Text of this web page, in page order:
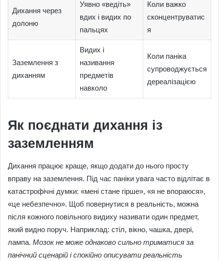
Дихання через
долоню
Уявно «ведіть»
вдих і видих по
пальцях
Коли важко
сконцентруватис
я
Заземлення з
диханням
Видих і
називання
предметів
навколо
Коли паніка
супроводжується
дереалізацією
Як поєднати дихання із
заземленням
Дихання працює краще, якщо додати до нього просту
вправу на заземлення. Під час паніки увага часто відлітає в
катастрофічні думки: «мені стане гірше», «я не впораюся»,
«це небезпечно». Щоб повернутися в реальність, можна
після кожного повільного видиху називати один предмет,
який видно поруч. Наприклад: стіл, вікно, чашка, двері,
лампа. Мозок не може однаково сильно триматися за
панічний сценарій і спокійно описувати реальність